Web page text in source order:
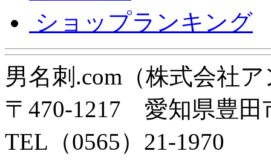
ショップランキング
男名刺.com（株式会社
〒470-1217 愛知県豊田
TEL（0565）21-1970